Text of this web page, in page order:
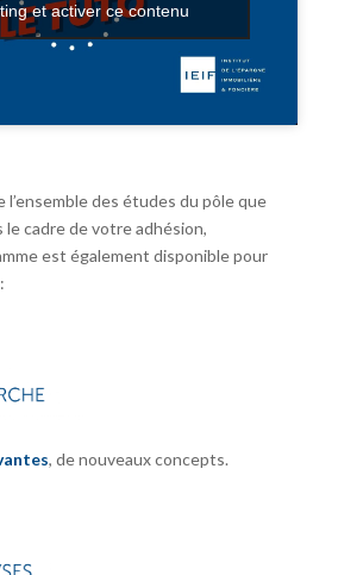
et activer ce contenu
des études du pôle que
le cadre de votre adhésion,
est également disponible pour
, de nouveaux concepts.